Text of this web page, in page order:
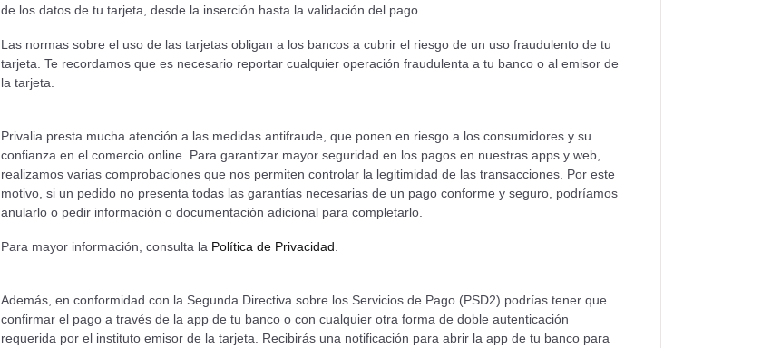
de los datos de tu tarjeta, desde la inserción hasta la validación del pago.
Las normas sobre el uso de las tarjetas obligan a los bancos a cubrir el riesgo de un uso fraudulento de tu
tarjeta. Te recordamos que es necesario reportar cualquier operación fraudulenta a tu banco o al emisor de
la tarjeta.
Privalia presta mucha atención a las medidas antifraude, que ponen en riesgo a los consumidores y su
confianza en el comercio online. Para garantizar mayor seguridad en los pagos en nuestras apps y web,
realizamos varias comprobaciones que nos permiten controlar la legitimidad de las transacciones. Por este
motivo, si un pedido no presenta todas las garantías necesarias de un pago conforme y seguro, podríamos
anularlo o pedir información o documentación adicional para completarlo.
Para mayor información, consulta la Política de Privacidad.
Además, en conformidad con la Segunda Directiva sobre los Servicios de Pago (PSD2) podrías tener que
confirmar el pago a través de la app de tu banco o con cualquier otra forma de doble autenticación
requerida por el instituto emisor de la tarjeta. Recibirás una notificación para abrir la app de tu banco para